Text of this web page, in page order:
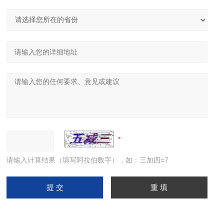
请输入计算结果（填写阿拉伯数字），如：三加四=7